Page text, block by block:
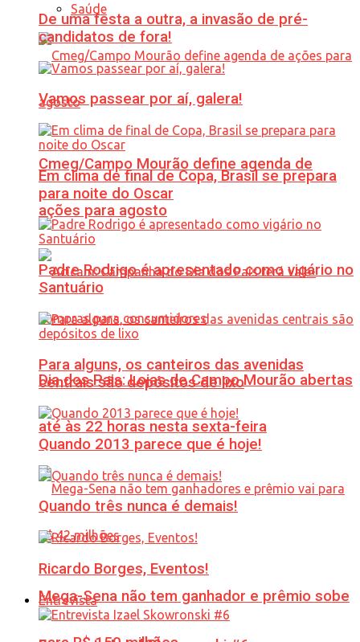
Saúde
Cmeg/Campo Mourão define agenda de
ações para agosto
Dia dos Pais: Lojas de Campo Mourão abertas
até às 22 horas nesta sexta-feira
Mega-Sena não tem ganhador e prêmio sobe
De uma festa a outra, a invasão de pré-
candidatos de fora!
Vamos passear por aí, galera!
Em clima de final de Copa, Brasil se prepara
para noite do Oscar
Padre Rodrigo é apresentado como vigário no
Santuário
Para alguns, os canteiros das avenidas
centrais são depósitos de lixo
Quando 2013 parece que é hoje!
Quando três nunca é demais!
Ricardo Borges, Eventos!
Entrevista